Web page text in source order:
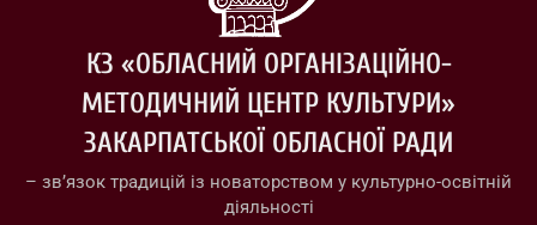
КЗ «ОБЛАСНИЙ ОРГАНІЗАЦІЙНО-
МЕТОДИЧНИЙ ЦЕНТР КУЛЬТУРИ»
ЗАКАРПАТСЬКОЇ ОБЛАСНОЇ РАДИ
– зв’язок традицій із новаторством у культурно-освітній
діяльності